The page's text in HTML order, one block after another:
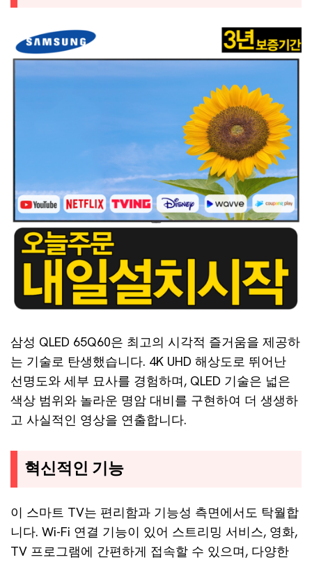
삼성 QLED 65Q60은 최고의 시각적 즐거움을 제공하
는 기술로 탄생했습니다. 4K UHD 해상도로 뛰어난
선명도와 세부 묘사를 경험하며, QLED 기술은 넓은
색상 범위와 놀라운 명암 대비를 구현하여 더 생생하
고 사실적인 영상을 연출합니다.
혁신적인 기능
이 스마트 TV는 편리함과 기능성 측면에서도 탁월합
니다. Wi-Fi 연결 기능이 있어 스트리밍 서비스, 영화,
TV 프로그램에 간편하게 접속할 수 있으며, 다양한